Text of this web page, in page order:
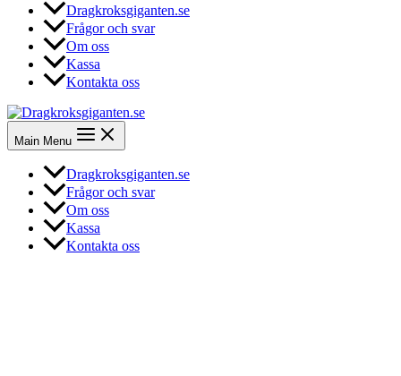
Dragkroksgiganten.se
Frågor och svar
Om oss
Kassa
Kontakta oss
Main Menu
Dragkroksgiganten.se
Frågor och svar
Om oss
Kassa
Kontakta oss